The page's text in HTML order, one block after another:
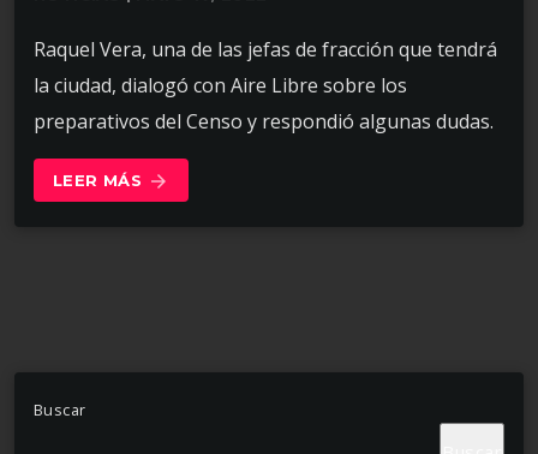
Raquel Vera, una de las jefas de fracción que tendrá
la ciudad, dialogó con Aire Libre sobre los
preparativos del Censo y respondió algunas dudas.
LEER MÁS arrow_forward
Buscar